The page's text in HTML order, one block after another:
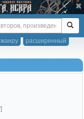
расширенный
жанру